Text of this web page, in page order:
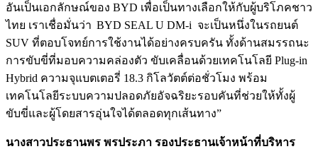
อันเป็นเอกลักษณ์ของ BYD เพื่อเป็นทางเลือกให้กับผู้บริโภคชาว
ไทย เราเชื่อมั่นว่า BYD SEAL U DM-i จะเป็นหนึ่งในรถยนต์
SUV ที่ตอบโจทย์การใช้งานได้อย่างครบครัน ทั้งด้านสมรรถนะ
การขับขี่ที่มอบความคล่องตัว ขับเคลื่อนด้วยเทคโนโลยี Plug-in
Hybrid ความจุแบตเตอรี่ 18.3 กิโลวัตต์ต่อชั่วโมง พร้อม
เทคโนโลยีระบบความปลอดภัยอัจฉริยะรอบคันที่ช่วยให้ทั้งผู้
ขับขี่และผู้โดยสารอุ่นใจได้ตลอดทุกเส้นทาง”
นางสาวประธานพร พรประภา รองประธานเจ้าหน้าที่บริหาร